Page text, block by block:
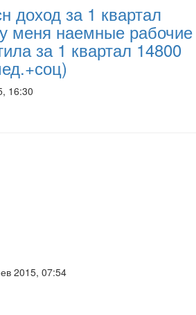
доход за 1 квартал
меня наемные рабочие
за 1 квартал 14800
16:30
2015, 07:54